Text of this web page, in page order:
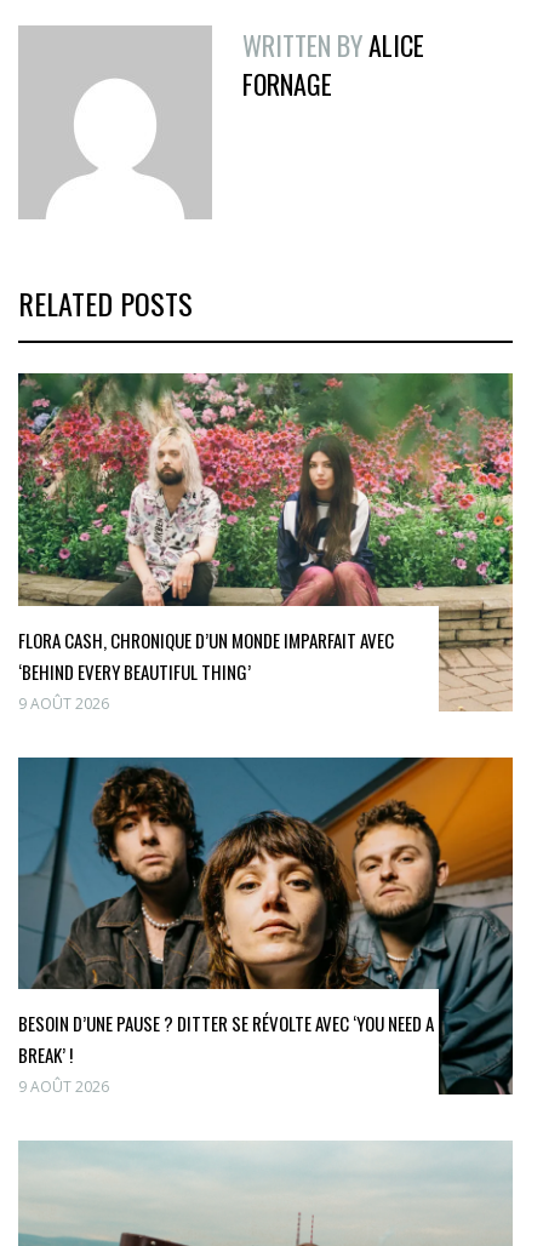
WRITTEN BYALICE
FORNAGE
RELATED POSTS
FLORA CASH, CHRONIQUE D’UN MONDE IMPARFAIT AVEC
‘BEHIND EVERY BEAUTIFUL THING’
9 AOÛT 2026
BESOIN D’UNE PAUSE ? DITTER SE RÉVOLTE AVEC ‘YOU NEED A
BREAK’ !
9 AOÛT 2026